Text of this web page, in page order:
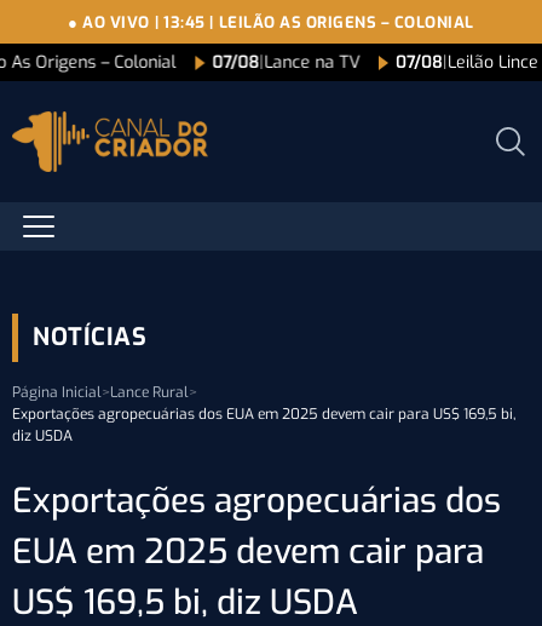
● AO VIVO | 13:45| LEILÃO AS ORIGENS – COLONIAL
As Origens – Colonial 07/08|Lance na TV 07/08|Leilão
NOTÍCIAS
Página Inicial>Lance Rural>
Exportações agropecuárias dos EUA em 2025 devem cair para US$ 169,5 bi,
diz USDA
Exportações agropecuárias dos
EUA em 2025 devem cair para
US$ 169,5 bi, diz USDA